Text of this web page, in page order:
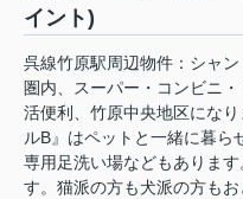
イント)
呉線竹原駅周辺物件：シャ
圏内、スーパー・コンビニ
活便利、竹原中央地区にな
ルB』はペットと一緒に暮ら
専用足洗い場などもありま
す。猫派の方も犬派の方も